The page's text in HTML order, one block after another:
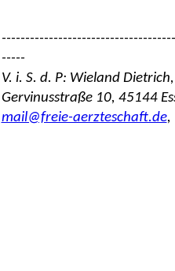
-----
V. i. S. d. P: Wieland
Gervinusstraße 10, 45144
mail@freie-aerzteschaft.de,